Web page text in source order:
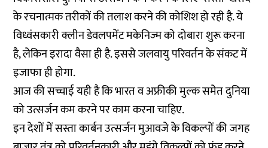
के रचनात्मक तरीकों की तलाश करने की कोशिश हो रही है. ये
विध्वंसकारी क्लीन डेवलपमेंट मकेनिज्म को दोबारा शुरू करना
है, लेकिन इरादा वैसा ही है. इससे जलवायु परिवर्तन के संकट में
इजाफा ही होगा.
आज की सच्चाई यही है कि भारत व अफ्रीकी मुल्क समेत दुनिया
को उत्सर्जन कम करने पर काम करना चाहिए.
इन देशों में सस्ता कार्बन उत्सर्जन मुआवजे के विकल्पों की जगह